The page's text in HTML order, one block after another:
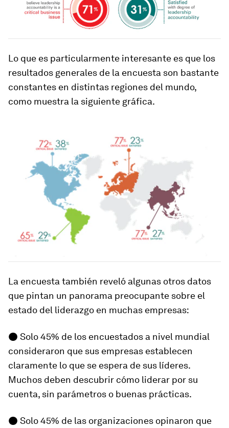
Lo que es particularmente interesante es que los
resultados generales de la encuesta son bastante
constantes en distintas regiones del mundo,
como muestra la siguiente gráfica.
La encuesta también reveló algunas otros datos
que pintan un panorama preocupante sobre el
estado del liderazgo en muchas empresas:
● Solo 45% de los encuestados a nivel mundial
consideraron que sus empresas establecen
claramente lo que se espera de sus líderes.
Muchos deben descubrir cómo liderar por su
cuenta, sin parámetros o buenas prácticas.
● Solo 45% de las organizaciones opinaron que